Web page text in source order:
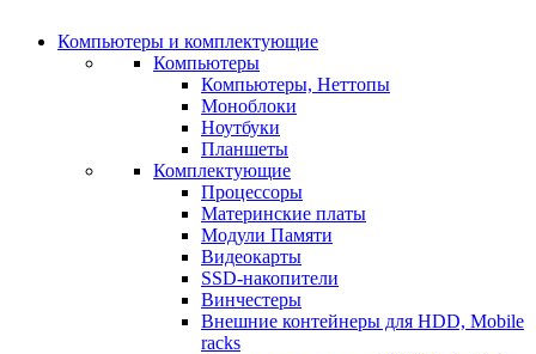
Компьютеры и комплектующие
Компьютеры
Компьютеры, Неттопы
Моноблоки
Ноутбуки
Планшеты
Комплектующие
Процессоры
Материнские платы
Модули Памяти
Видеокарты
SSD-накопители
Винчестеры
Внешние контейнеры для HDD, Mobile
racks